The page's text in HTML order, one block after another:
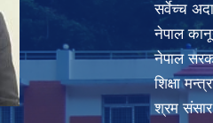
सर्वेच्च
नेपाल
नेपाल
शिक्षा
श्रम संसार